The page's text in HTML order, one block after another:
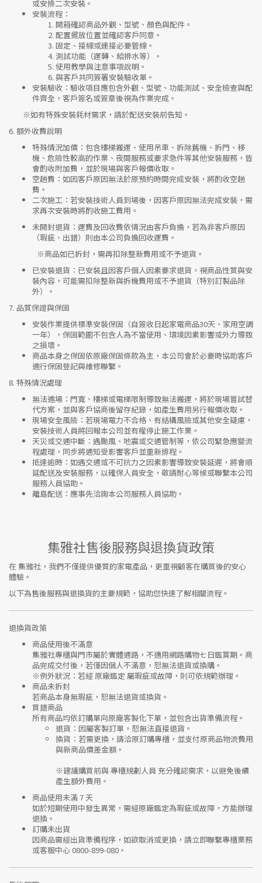
或安排二次安裝。
安裝流程 ：
開箱確認商品外觀、型號、顏色與配件。
配置擺放位置並確認客戶同意。
固定、接線或連接必要管線。
測試功能（運轉、給排水等）。
使用教學與注意事項說明。
與客戶共同簽署安裝驗收單。
安裝驗收 ：驗收項目應包含外觀、型號、功能測試、安全檢查與配
件齊全，客戶簽名或簽章後視為作業完成。
※如有特殊安裝耗材需求，請於配送安裝前告知。
6. 額外收費說明
特殊情況加價 ：包含樓梯搬運、使用吊車、拆除舊機、拆門、移
機、危險性較高的作業、夜間服務或要求急件等其他安裝服務，皆
會酌收附加費，並於現場與客戶報價收取。
空趟費 ：如因客戶原因無法於原預約時間完成安裝，將酌收空趟
費。
二次施工 ：若安裝技術人員到場後，因客戶原因無法完成安裝，需
求再次安裝時將酌收施工費用。
未開封退貨 ：運費及回收費依情況由客戶負擔，若為非客戶原因
（瑕疵、出錯）則由本公司負擔回收運費。
※商品如已拆封，需再扣除整新費用或不予退貨。
已安裝退貨 ：已安裝且因客戶個人因素要求退貨，視商品性質與安
裝內容，可能需扣除整新與拆機費用或不予退貨（特別訂製品除
外）。
7. 品質保證與保固
安裝作業提供標準安裝保固（自簽收日起家電商品30天、家用空調
一年），保固範圍不包含人為不當使用、環境因素影響或外力導致
之損壞。
商品本身之保固依原廠保固條款為主，本公司會於必要時協助客戶
進行保固登記與維修聯繫。
8. 特殊情況處理
無法進場 ：門寬、樓梯或電梯限制導致無法搬運，將於現場嘗試替
代方案，並與客戶協商後留存紀錄，如產生費用另行報價收取。
現場安全風險 ： 若現場電力不合格、有結構風險或其他安全疑慮，
安裝技術人員將回報本公司並有權停止施工作業。
天災或交通中斷 ：遇颱風、地震或交通管制等，依公司緊急應變流
程處理，同步將通知受影響客戶並重新排程。
抵達逾時 ：如遇交通或不可抗力之因素影響導致安裝延遲，將會順
延配送及安裝服務，以確保人員安全，敬請耐心等候或聯繫本公司
服務人員協助。
離島配送 ：應事先洽詢本公司服務人員協助。
集雅社售後服務與退換貨政策
在集雅社 ，我們不僅提供優質的家電產品，更重視顧客在購買後的安心
體驗。
以下為售後服務與退換貨的主要規範，協助您快速了解相關流程。
退換貨政策
商品使用後不滿意
集雅社專櫃與門市屬於實體通路，不適用網路購物七日鑑賞期 。商
品完成交付後，若僅因個人不滿意，恕無法退貨或換購。
※例外狀況：若經 原廠鑑定 屬瑕疵或故障，則可依規範辦理。
商品未拆封
若商品本身無瑕疵，恕無法退貨或換貨。
買錯商品
所有商品均依訂購單向原廠客製化下單 ，並包含出貨準備流程。
退貨 ：因屬客製訂單，恕無法直接退貨。
換貨 ：若需更換，請洽原訂購專櫃，並支付原商品物流費用
與新商品價差金額 。
※建議購買前與專櫃規劃人員 充分確認需求，以避免後續
產生額外費用。
商品使用未滿 7 天
如於短期使用中發生異常，需經原廠鑑定為瑕疵或故障，方能辦理
退換。
訂購未出貨
因商品需經出貨準備程序，如欲取消或更換，請立即聯繫專櫃業務
或客服中心 0800-899-080 。